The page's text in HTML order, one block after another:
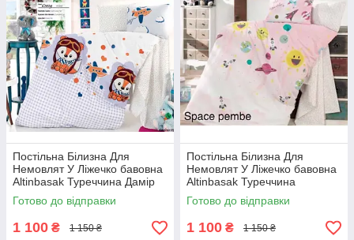
Постільна Білизна Для
Немовлят У Ліжечко бавовна
Altinbasak Туреччина Дамір
Готово до відправки
1 100 ₴ 1 150 ₴
Постільна Білизна Для
Немовлят У Ліжечко бавовна
Altinbasak Туреччина
Готово до відправки
1 100 ₴ 1 150 ₴